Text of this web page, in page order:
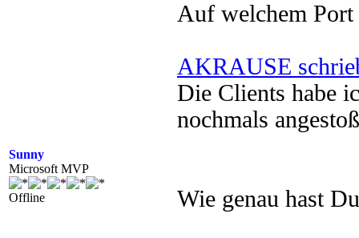
Sunny
Microsoft MVP
Offline
Auf welchem
AKRAUSE
Die Clients habe
nochmals
Wie genau hast